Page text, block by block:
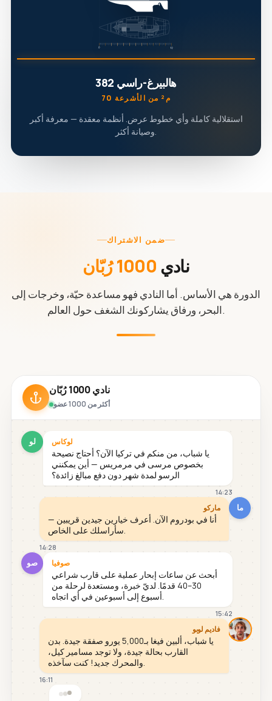
هالبيرغ-راسي 382
70 م² من الأشرعة
استقلالية كاملة وأي خطوط عرض. أنظمة معقدة — معرفة أكبر
وصيانة أكثر.
ضمن الاشتراك
نادي 1000 رُبّان
الدورة هي الأساس. أما النادي فهو مساعدة حيّة، وخرجات إلى
البحر، ورفاق يشاركونك الشغف حول العالم.
نادي 1000 رُبّان
أكثر من 1000 عضو
لو لوكاس
يا شباب، من منكم في تركيا الآن؟ أحتاج نصيحة
بخصوص مرسى في مرمريس — أين يمكنني
الرسو لمدة شهر دون دفع مبالغ زائدة؟
14:23
ما ماركو
أنا في بودروم الآن. أعرف خيارين جيدين قريبين —
سأراسلك على الخاص.
14:28
صو صوفيا
أبحث عن ساعات إبحار عملية على قارب شراعي
30–40 قدمًا. لديّ خبرة، ومستعدة لرحلة من
أسبوع إلى أسبوعين في أي اتجاه.
15:42
فاديم لوبو
يا شباب، ألبين فيغا بـ5,000 يورو صفقة جيدة. بدن
القارب بحالة جيدة، ولا توجد مسامير كيل،
والمحرك جديد! كنت سآخذه.
16:11